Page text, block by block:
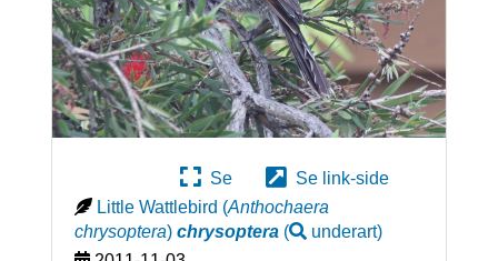
Se
Se link-side
Little Wattlebird (Anthochaera
chrysoptera) chrysoptera( underart)